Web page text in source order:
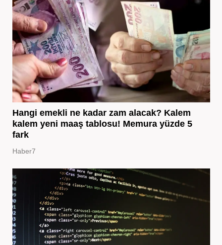
Hangi emekli ne kadar zam alacak? Kalem
kalem yeni maaş tablosu! Memura yüzde 5
fark
Haber7